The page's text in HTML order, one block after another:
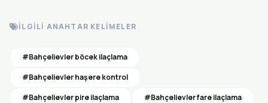
İLGILI ANAHTAR KELIMELER
#Bahçelievler böcek ilaçlama
#Bahçelievler haşere kontrol
#Bahçelievler pire ilaçlama
#Bahçelievler fare ilaçlama